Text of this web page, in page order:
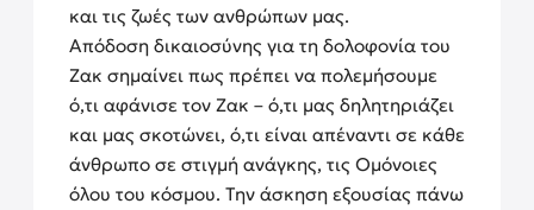
και τις ζωές των ανθρώπων μας.
Απόδοση δικαιοσύνης για τη δολοφονία του
Ζακ σημαίνει πως πρέπει να πολεμήσουμε
ό,τι αφάνισε τον Ζακ – ό,τι μας δηλητηριάζει
και μας σκοτώνει, ό,τι είναι απέναντι σε κάθε
άνθρωπο σε στιγμή ανάγκης, τις Ομόνοιες
όλου του κόσμου. Την άσκηση εξουσίας πάνω